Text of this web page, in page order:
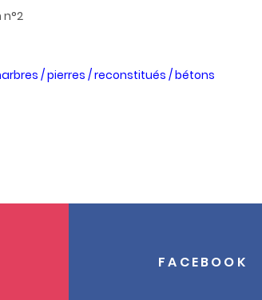
/ pierres / reconstitués / bétons
FACEBOOK